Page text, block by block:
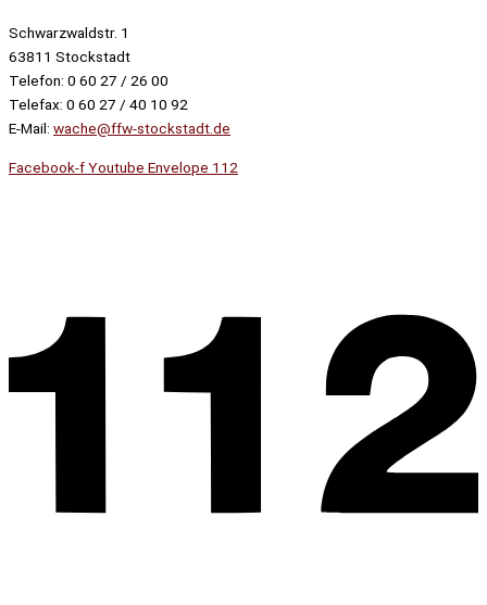
Schwarzwaldstr. 1
63811 Stockstadt
Telefon: 0 60 27 / 26 00
Telefax: 0 60 27 / 40 10 92
E-Mail: wache@ffw-stockstadt.de
Facebook-fYoutube Envelope 112